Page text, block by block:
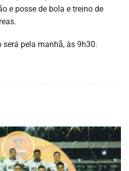
e posse de bola e treino de
será pela manhã, às 9h30.